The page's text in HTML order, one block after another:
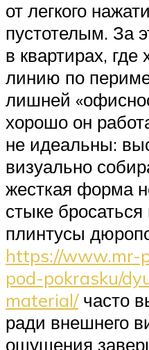
от легкого
пустотелым. За
в квартирах, где
линию по
лишней
хорошо он
не идеальны:
визуально
жесткая форма
стыке
плинтусы
https://www.mr-
pod-pokrasku/
material/часто
ради внешнего
ощущения